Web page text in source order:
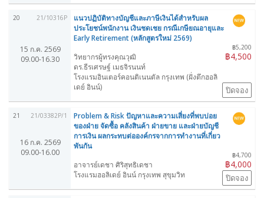
20 21/10316P
15 ก.ค. 2569
09.00-16.30
แนวปฏิบัติทางบัญชีและภาษีเงินได้สำหรับผล
ประโยชน์พนักงาน เงินชดเชย กรณีเกษียณอายุและ
Early Retirement (หลักสูตรใหม่ 2569)
฿5,200
฿4,500
วิทยากรผู้ทรงคุณวุฒิ
ดร.ธีรเศรษฐ์ เมธจิรนนท์
โรงแรมอินเตอร์คอนติเนนตัล กรุงเทพ (ฝั่งตึกฮอลิ
เดย์ อินน์)
ปิดจอง
21 21/03382P/1
16 ก.ค. 2569
09.00-16.00
Problem & Risk ปัญหาและความเสี่ยงที่พบบ่อย
ของฝ่าย จัดซื้อ คลังสินค้า ฝ่ายขาย และฝ่ายบัญชี
การเงิน ผลกระทบต่อองค์กรจากการทำงานที่เกี่ยว
พันกัน
฿4,700
฿4,000
อาจารย์เดชา ศิริสุทธิเดชา
โรงแรมฮอลิเดย์ อินน์ กรุงเทพ สุขุมวิท
ปิดจอง